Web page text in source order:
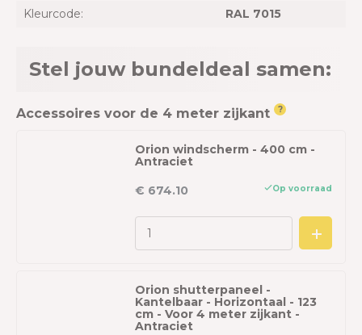
Kleurcode: RAL 7015
Stel jouw bundeldeal samen:
Accessoires voor de 4 meter zijkant ?
Orion windscherm - 400 cm -
Antraciet
€ 674.10
Op voorraad
Orion shutterpaneel -
Kantelbaar - Horizontaal - 123
cm - Voor 4 meter zijkant -
Antraciet